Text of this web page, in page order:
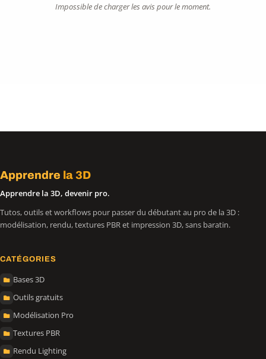
Impossible de charger les avis pour le moment.
Apprendre la 3D
Apprendre la 3D, devenir pro.
Tutos, outils et workflows pour passer du débutant au pro de la 3D :
modélisation, rendu, textures PBR et impression 3D, sans baratin.
CATÉGORIES
Bases 3D
Outils gratuits
Modélisation Pro
Textures PBR
Rendu Lighting